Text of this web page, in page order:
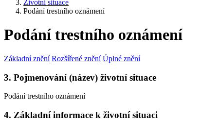
Životní situace
Podání trestního oznámení
Podání trestního oznámení
Základní znění Rozšířené znění Úplné znění
3. Pojmenování (název) životní situace
Podání trestního oznámení
4. Základní informace k životní situaci